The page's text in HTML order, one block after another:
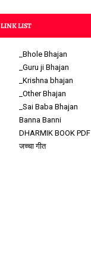
LINK LIST
_Bhole Bhajan
_Guru ji Bhajan
_Krishna bhajan
_Other Bhajan
_Sai Baba Bhajan
Banna Banni
DHARMIK BOOK PDF
जच्चा गीत